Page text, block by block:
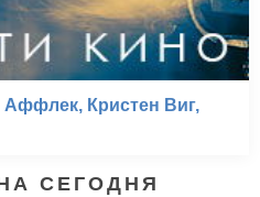
Кристен Виг,
СЕГОДНЯ